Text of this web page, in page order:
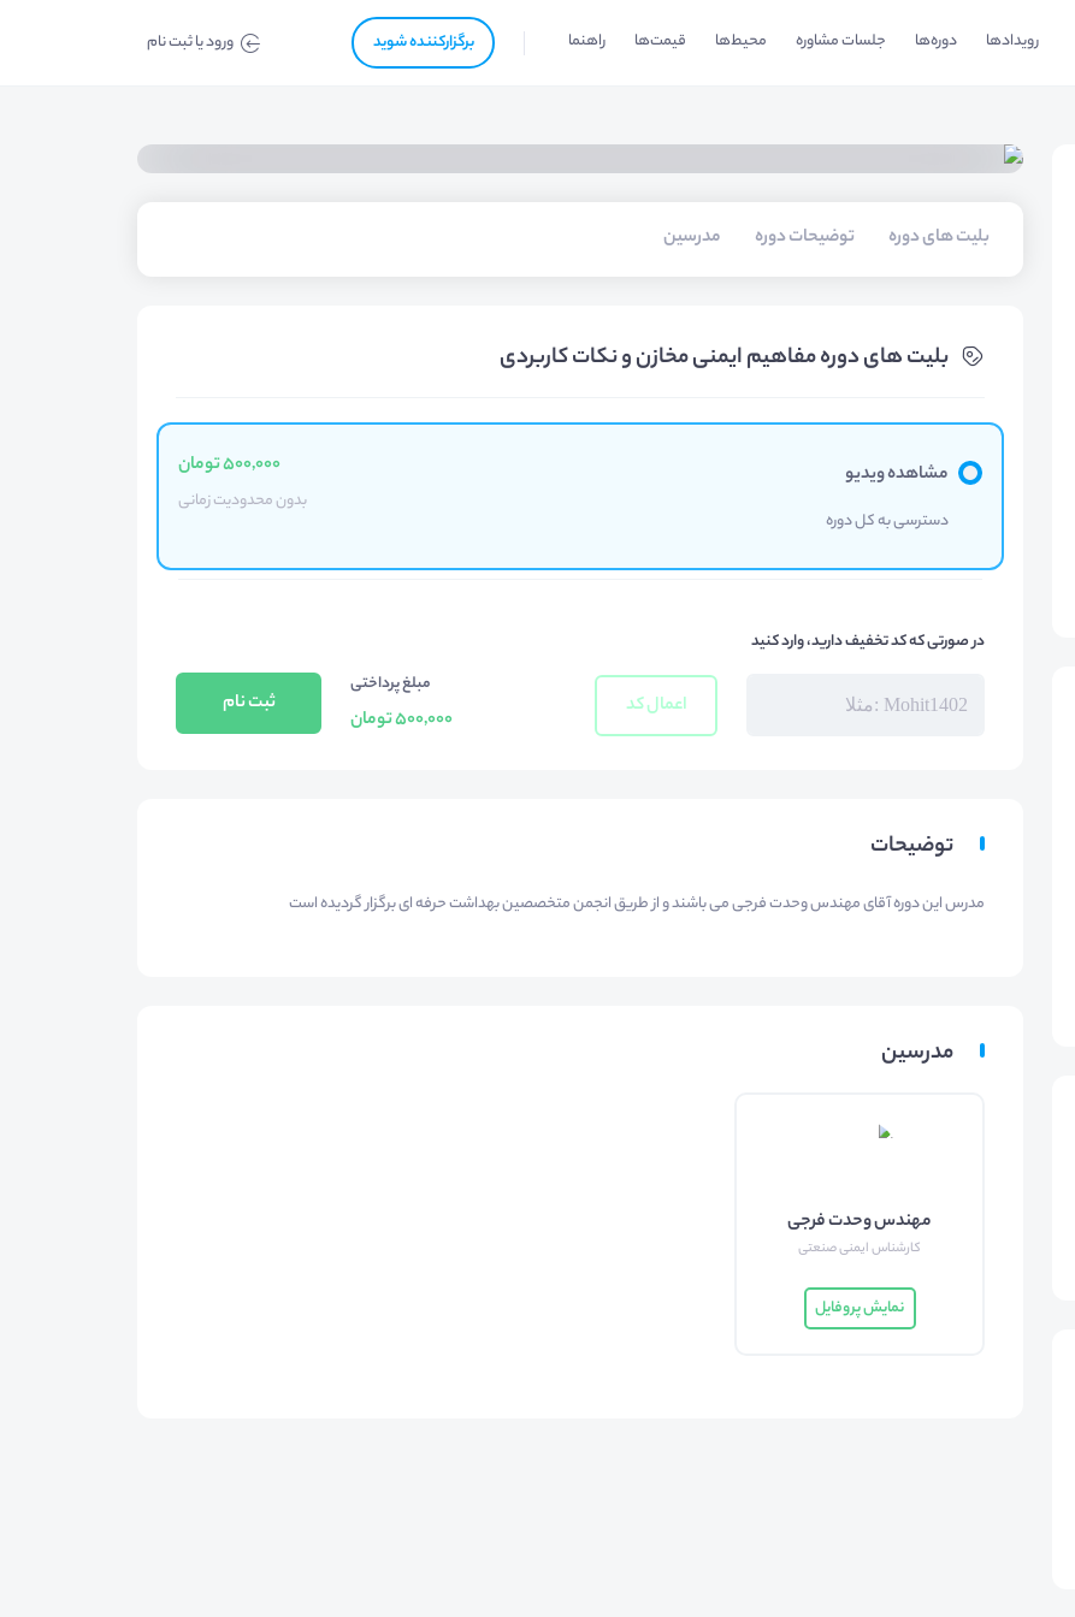
رویدادها دوره‌ها جلسات مشاوره محیط‌ها قیمت‌ها راهنما برگزار‌‌کننده شوید ورود یا ثبت نام
بلیت های دوره توضیحات دوره مدرسین
بلیت های دوره مفاهیم ایمنی مخازن و نکات کاربردی
مشاهده ویدیو
دسترسی به کل دوره
500,000 تومان
بدون محدودیت زمانی
در صورتی که کد تخفیف دارید، وارد کنید
اعمال کد
مبلغ پرداختی
500,000 تومان
ثبت نام
توضیحات
مدرس این دوره آقای مهندس وحدت فرجی می باشند و از طریق انجمن متخصصین بهداشت حرفه ای برگزار گردیده است
مدرسین
مهندس وحدت فرجی
کارشناس ایمنی صنعتی
نمایش پروفایل